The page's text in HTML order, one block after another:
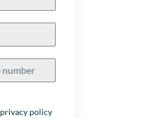
privacy policy